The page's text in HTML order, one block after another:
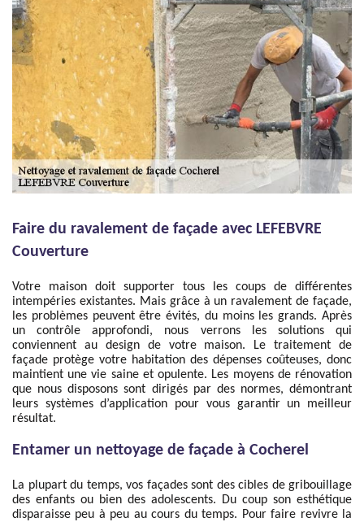
Faire du ravalement de façade avec LEFEBVRE
Couverture
Votre maison doit supporter tous les coups de différentes
intempéries existantes. Mais grâce à un ravalement de façade,
les problèmes peuvent être évités, du moins les grands. Après
un contrôle approfondi, nous verrons les solutions qui
conviennent au design de votre maison. Le traitement de
façade protège votre habitation des dépenses coûteuses, donc
maintient une vie saine et opulente. Les moyens de rénovation
que nous disposons sont dirigés par des normes, démontrant
leurs systèmes d’application pour vous garantir un meilleur
résultat.
Entamer un nettoyage de façade à Cocherel
La plupart du temps, vos façades sont des cibles de gribouillage
des enfants ou bien des adolescents. Du coup son esthétique
disparaisse peu à peu au cours du temps. Pour faire revivre la